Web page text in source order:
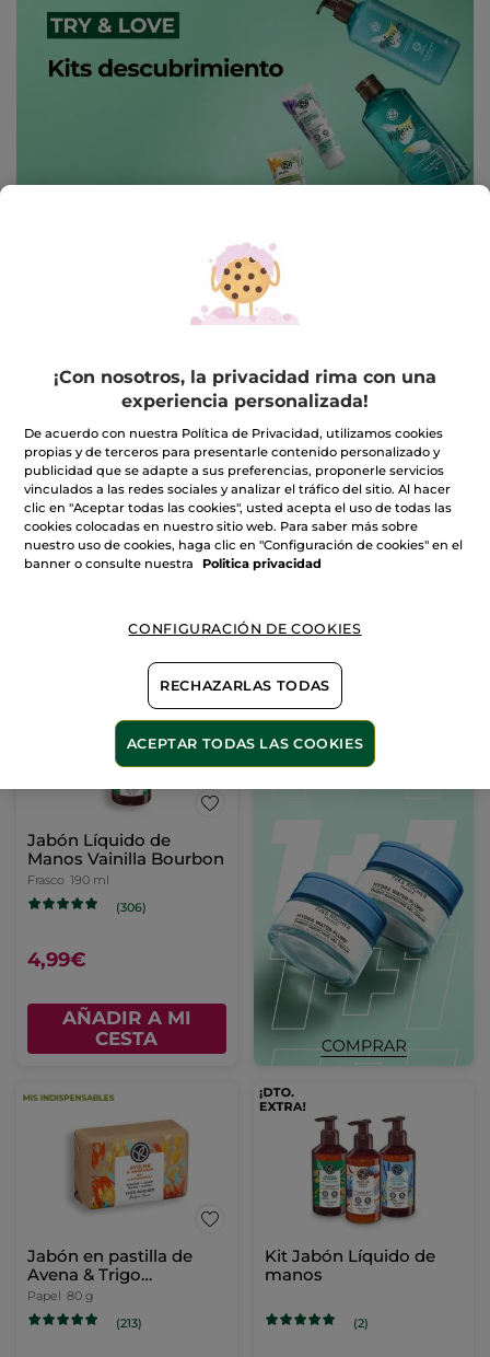
-33%
Kit de Verano Monoï
(79)
13,99€ 20,97€
CESTA
Jabón Líquido de
manos Verbena de
Limón y Flor De
Camomila
Frasco 190 ml
(214)
4,99€
CESTA
Jabón Líquido de
Manos Vainilla Bourbon
Frasco 190 ml
(306)
4,99€
AÑADIR A MI
CESTA
Jabón en pastilla de
Avena & Trigo
Sarraceno
Papel 80 g
(213)
Kit Jabón Líquido de
manos
(2)
¡Con nosotros, la privacidad rima con una
experiencia personalizada!
De acuerdo con nuestra Política de Privacidad, utilizamos cookies
propias y de terceros para presentarle contenido personalizado y
publicidad que se adapte a sus preferencias, proponerle servicios
vinculados a las redes sociales y analizar el tráfico del sitio. Al hacer
clic en "Aceptar todas las cookies", usted acepta el uso de todas las
cookies colocadas en nuestro sitio web. Para saber más sobre
nuestro uso de cookies, haga clic en "Configuración de cookies" en el
banner o consulte nuestra
Politica privacidad
CONFIGURACIÓN DE COOKIES
RECHAZARLAS TODAS
ACEPTAR TODAS LAS COOKIES